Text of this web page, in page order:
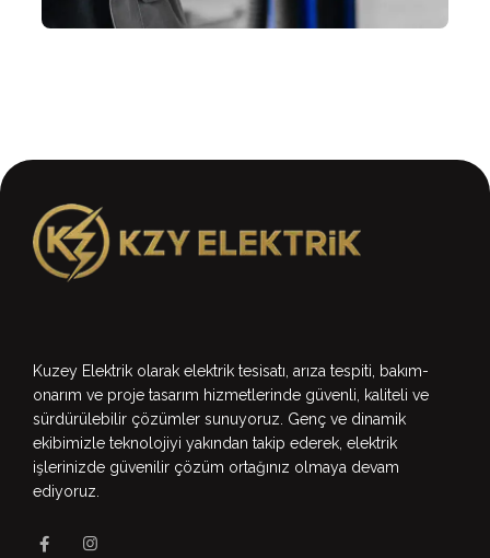
Kuzey Elektrik olarak elektrik tesisatı, arıza tespiti, bakım-
onarım ve proje tasarım hizmetlerinde güvenli, kaliteli ve
sürdürülebilir çözümler sunuyoruz. Genç ve dinamik
ekibimizle teknolojiyi yakından takip ederek, elektrik
işlerinizde güvenilir çözüm ortağınız olmaya devam
ediyoruz.